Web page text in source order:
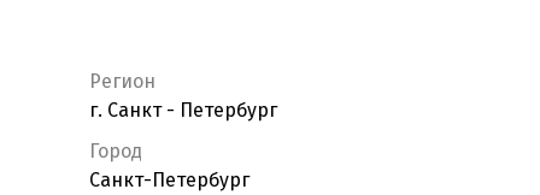
Регион
г. Санкт - Петербург
Город
Санкт-Петербург